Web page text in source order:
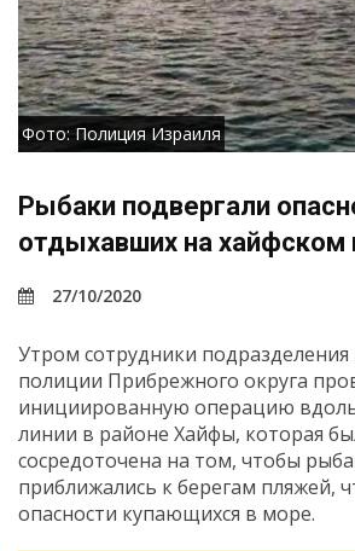
Фото: Полиция Израиля
Рыбаки подвергали
отдыхавших на
27/10/2020
Утром сотрудники
полиции Прибрежного округа
инициированную операцию
линии в районе Хайфы, которая
сосредоточена на том, чтобы
приближались к берегам пляжей,
опасности купающихся в море.